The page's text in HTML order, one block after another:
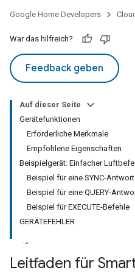
Google Home Developers
War das hilfreich?
Feedback geben
Auf dieser Seite
Gerätefunktionen
Erforderliche Merkmale
Empfohlene Eigenschaften
Beispielgerät: Einfacher
Beispiel für eine SYNC-Antwort
Beispiel für eine QUERY-
Beispiel für EXECUTE-Befehle
GERÄTEFEHLER
Leitfaden für